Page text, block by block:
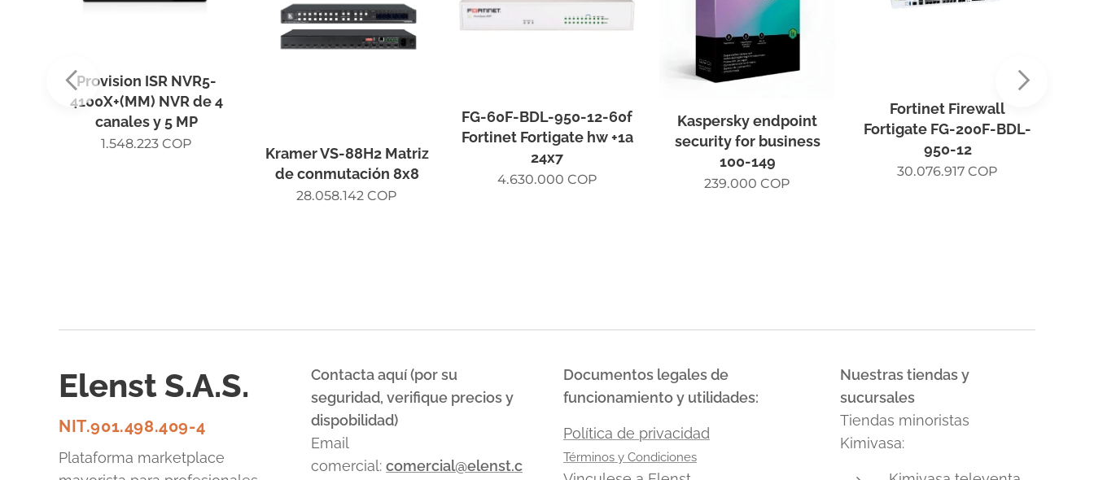
Provision ISR NVR5-
4100X+(MM) NVR de 4
canales y 5 MP
1.548.223 COP
Kramer VS-88H2 Matriz
de conmutación 8x8
28.058.142 COP
FG-60F-BDL-950-12-60f
Fortinet Fortigate hw +1a
24x7
4.630.000 COP
Kaspersky endpoint
security for business
100-149
239.000 COP
Fortinet Firewall
Fortigate FG-200F-BDL-
950-12
30.076.917 COP
Elenst S.A.S.
NIT.901.498.409-4
Plataforma marketplace
Contacta aquí (por su
seguridad, verifique precios y
dispobilidad)
Email
comercial: comercial@elenst.c
Documentos legales de
funcionamiento y utilidades:
Política de privacidad
Términos y Condiciones
Nuestras tiendas y
sucursales
Tiendas minoristas
Kimivasa: